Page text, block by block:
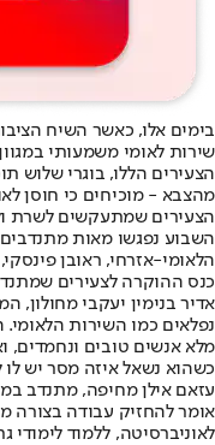
שירות לאומי משמעותי
הצעירים הללו, בוגרי שלוש
מהצבא - מוכיחים כי חוסן
הצעירים שמתעקשים לשרת
השבוע נפגשו מאות
הלאומי-אזרחי, ראובן
כנס ההוקרה לצעירים
אדיר בנימין יעקבי
נפלאים כמו השירות
מלא אנשים טובים ונחמדים,
כשהוא נשאל איזה מסר יש
עזאם אילן מחיפה, מתנדב
אומר להחזיק עבודה בצורה
לאוניברסיטה, ללמוד